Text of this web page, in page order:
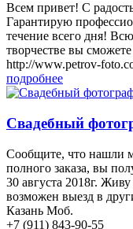
Всем привет! С
Гарантирую
течение всего дня!
творчестве вы
http://www.petrov-
подробнее
Свадебный
Сообщите, что нашли
полного заказа, вы
30 августа 2018г.
возможен выезд в
Казань Моб.
+7 (911) 843-90-55